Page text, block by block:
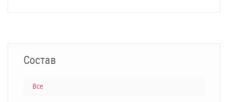
Состав
Все